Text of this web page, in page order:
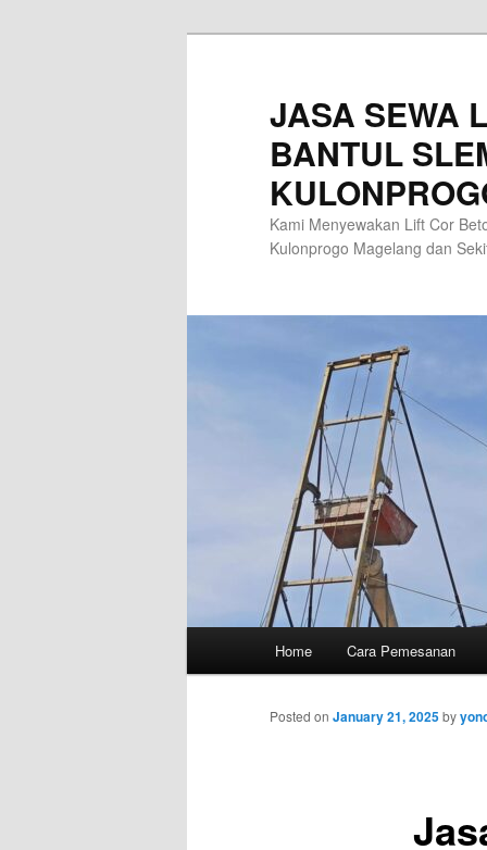
JASA SEWA
BANTUL
Kami Menyewakan Lift Cor
Kulonprogo Magelang dan
Home Cara Pemesanan
Posted on January 21, 2025by